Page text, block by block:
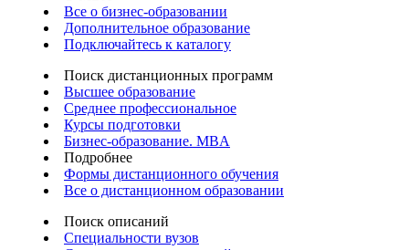
Все о бизнес-образовании
Дополнительное образование
Подключайтесь к каталогу
Поиск дистанционных программ
Высшее образование
Среднее профессиональное
Курсы подготовки
Бизнес-образование. MBA
Подробнее
Формы дистанционного обучения
Все о дистанционном образовании
Поиск описаний
Специальности вузов